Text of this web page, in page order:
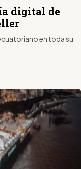
digital de
en toda su